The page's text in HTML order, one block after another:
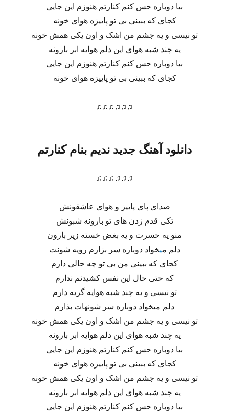
بیا دوباره حس کنم کنارتم هنوزم این جایی
کجای که ببینی بی تو پاییزه هوای خونه
تو نیسی و یه جشم من اشک و اون یکی همش خونه
یه چند شبه هوای این دلم هوایه ابر بارونه
بیا دوباره حس کنم کنارتم هنوزم این جایی
کجای که ببینی بی تو پاییزه هوای خونه
♫♫♫♫♫♫
دانلود آهنگ جدید ندیم بنام کنارتم
♫♫♫♫♫♫
صدای پای پاییز و هوای عاشقونش
تکی قدم زدن های تو بارونه شبونش
منو یه حسرت و یه بغض خسته زیر بارون
دلم میخواد دوباره سر بزارم رویه شونت
کجای که ببینی من بی تو چه حالی دارم
که حتی حال این نفس کشیدنم ندارم
تو نیسی و یه چند شبه هوایه گریه دارم
دلم میخواد دوباره سر شونهات بذارم
تو نیسی و یه جشم من اشک و اون یکی همش خونه
یه چند شبه هوای این دلم هوایه ابر بارونه
بیا دوباره حس کنم کنارتم هنوزم این جایی
کجای که ببینی بی تو پاییزه هوای خونه
تو نیسی و یه جشم من اشک و اون یکی همش خونه
یه چند شبه هوای این دلم هوایه ابر بارونه
بیا دوباره حس کنم کنارتم هنوزم این جایی